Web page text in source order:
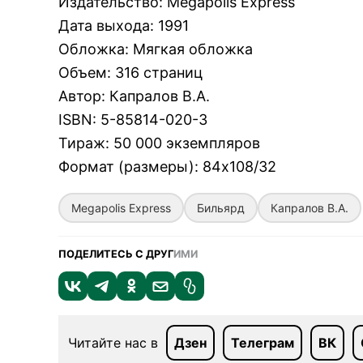
Дата выхода: 1991
Обложка: Мягкая обложка
Объем: 316 страниц
Автор: Капралов В.А.
ISBN: 5-85814-020-3
Тираж: 50 000 экземпляров
Формат (размеры): 84х108/32
Megapolis Express Бильярд Капралов В.А.
ПОДЕЛИТЕСЬ С ДРУГИМИ
Читайте нас в Дзен Телеграм ВК